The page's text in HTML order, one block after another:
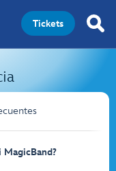
Tickets
MagicBand?